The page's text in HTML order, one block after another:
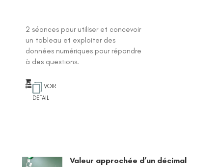
2 séances pour utiliser et concevoir
un tableau et exploiter des
données numériques pour répondre
à des questions.
VOIR
DETAIL
Valeur approchée d’un décimal